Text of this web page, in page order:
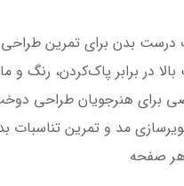
درست بدن برای تمرین
برای هنرجویان طراحی
مد و تمرین تناسبات
هر صفحه